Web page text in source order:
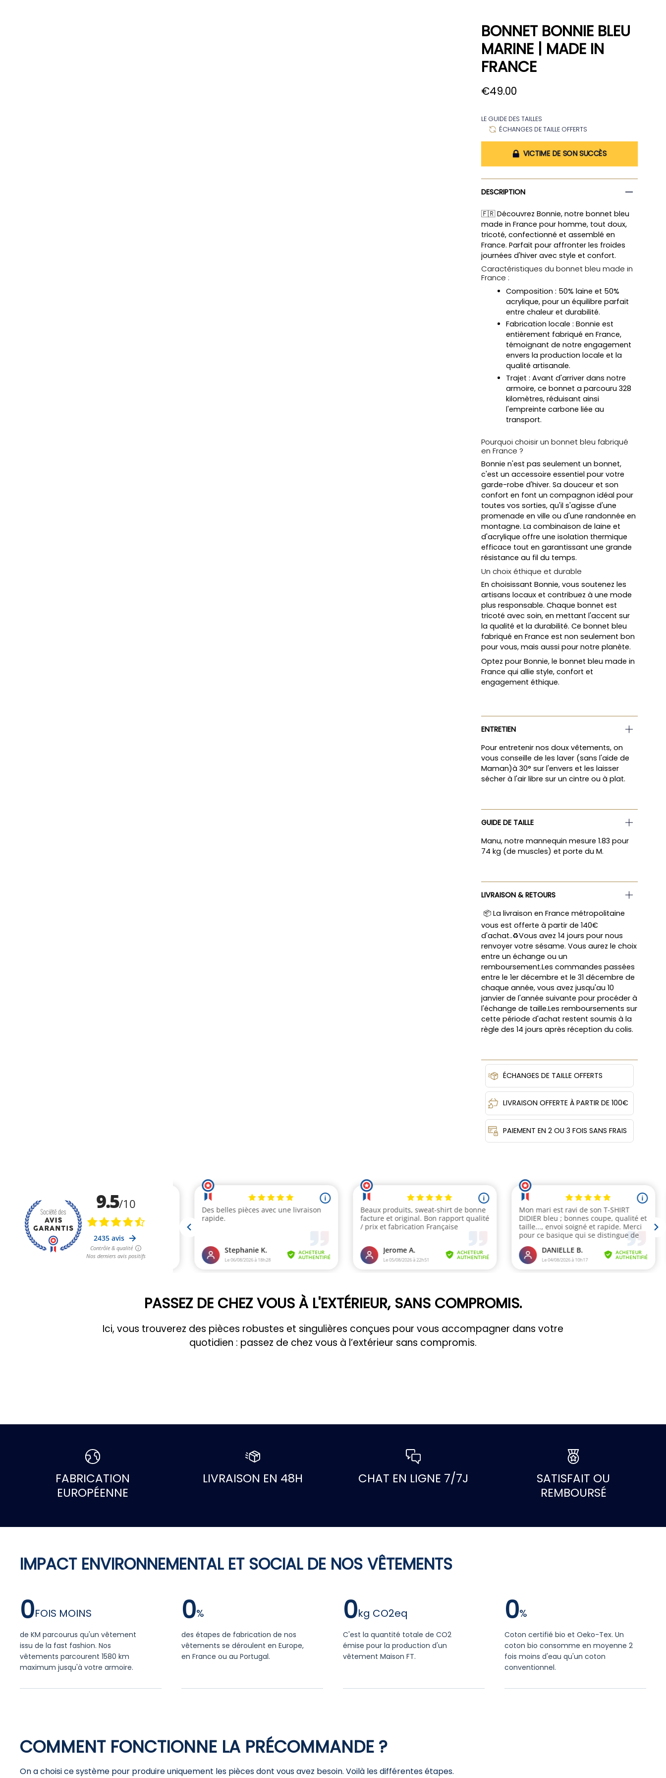
BONNET BONNIE BLEU
MARINE | MADE IN
FRANCE
€49.00
LE GUIDE DES TAILLES
ÉCHANGES DE TAILLE OFFERTS
VICTIME DE SON SUCCÈS
DESCRIPTION
🇫🇷 Découvrez Bonnie, notre bonnet bleu
made in France pour homme, tout doux,
tricoté, confectionné et assemblé en
France. Parfait pour affronter les froides
journées d'hiver avec style et confort.
Caractéristiques du bonnet bleu made in
France :
Composition : 50% laine et 50%
acrylique, pour un équilibre parfait
entre chaleur et durabilité.
Fabrication locale : Bonnie est
entièrement fabriqué en France,
témoignant de notre engagement
envers la production locale et la
qualité artisanale.
Trajet : Avant d'arriver dans notre
armoire, ce bonnet a parcouru 328
kilomètres, réduisant ainsi
l'empreinte carbone liée au
transport.
Pourquoi choisir un bonnet bleu fabriqué
en France ?
Bonnie n'est pas seulement un bonnet,
c'est un accessoire essentiel pour votre
garde-robe d'hiver. Sa douceur et son
confort en font un compagnon idéal pour
toutes vos sorties, qu'il s'agisse d'une
promenade en ville ou d'une randonnée en
montagne. La combinaison de laine et
d'acrylique offre une isolation thermique
efficace tout en garantissant une grande
résistance au fil du temps.
Un choix éthique et durable
En choisissant Bonnie, vous soutenez les
artisans locaux et contribuez à une mode
plus responsable. Chaque bonnet est
tricoté avec soin, en mettant l'accent sur
la qualité et la durabilité. Ce bonnet bleu
fabriqué en France est non seulement bon
pour vous, mais aussi pour notre planète.
Optez pour Bonnie, le bonnet bleu made in
France qui allie style, confort et
engagement éthique.
ENTRETIEN
Pour entretenir nos doux vêtements, on
vous conseille de les laver (sans l'aide de
Maman)à 30° sur l'envers et les laisser
sécher à l'air libre sur un cintre ou à plat.
GUIDE DE TAILLE
Manu, notre mannequin mesure 1.83 pour
74 kg (de muscles) et porte du M.
LIVRAISON & RETOURS
📦 La livraison en France métropolitaine
vous est offerte à partir de 140€
d'achat..♻️Vous avez 14 jours pour nous
renvoyer votre sésame. Vous aurez le choix
entre un échange ou un
remboursement.Les commandes passées
entre le 1er décembre et le 31 décembre de
chaque année, vous avez jusqu'au 10
janvier de l'année suivante pour procéder à
l'échange de taille.Les remboursements sur
cette période d'achat restent soumis à la
règle des 14 jours après réception du colis.
ÉCHANGES DE TAILLE OFFERTS
LIVRAISON OFFERTE À PARTIR DE 100€
PAIEMENT EN 2 OU 3 FOIS SANS FRAIS
PASSEZ DE CHEZ VOUS À L'EXTÉRIEUR, SANS COMPROMIS.
Ici, vous trouverez des pièces robustes et singulières conçues pour vous accompagner dans votre
quotidien : passez de chez vous à l’extérieur sans compromis.
FABRICATION
EUROPÉENNE
LIVRAISON EN 48H CHAT EN LIGNE 7/7J
SATISFAIT OU
REMBOURSÉ
IMPACT ENVIRONNEMENTAL ET SOCIAL DE NOS VÊTEMENTS
0
de KM parcourus qu'un vêtement
issu de la fast fashion. Nos
vêtements parcourent 1580 km
maximum jusqu'à votre armoire.
0
des étapes de fabrication de nos
vêtements se déroulent en Europe,
en France ou au Portugal.
0
C'est la quantité totale de CO2
émise pour la production d'un
vêtement Maison FT.
0
Coton certifié bio et Oeko-Tex. Un
coton bio consomme en moyenne 2
fois moins d'eau qu'un coton
conventionnel.
COMMENT FONCTIONNE LA PRÉCOMMANDE ?
On a choisi ce système pour produire uniquement les pièces dont vous avez besoin. Voilà les différentes étapes.